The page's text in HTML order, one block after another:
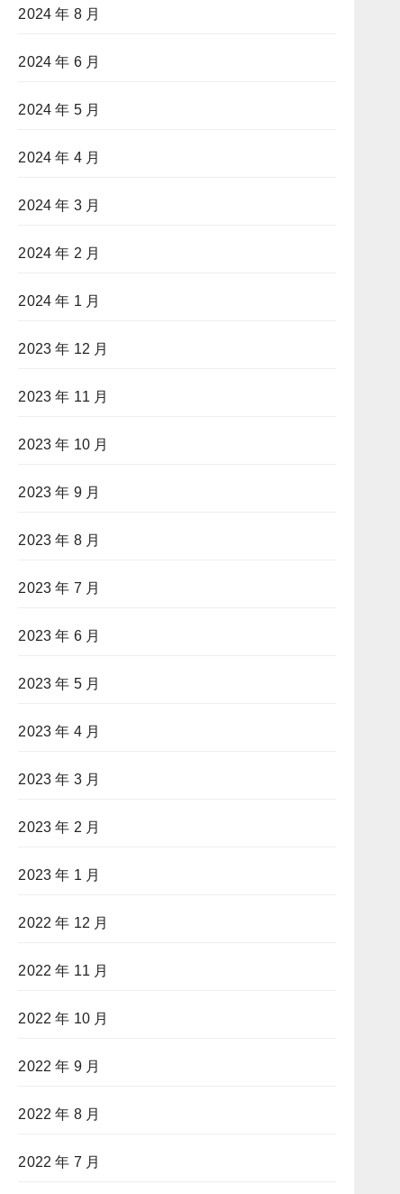
2024 年 8 月
2024 年 6 月
2024 年 5 月
2024 年 4 月
2024 年 3 月
2024 年 2 月
2024 年 1 月
2023 年 12 月
2023 年 11 月
2023 年 10 月
2023 年 9 月
2023 年 8 月
2023 年 7 月
2023 年 6 月
2023 年 5 月
2023 年 4 月
2023 年 3 月
2023 年 2 月
2023 年 1 月
2022 年 12 月
2022 年 11 月
2022 年 10 月
2022 年 9 月
2022 年 8 月
2022 年 7 月